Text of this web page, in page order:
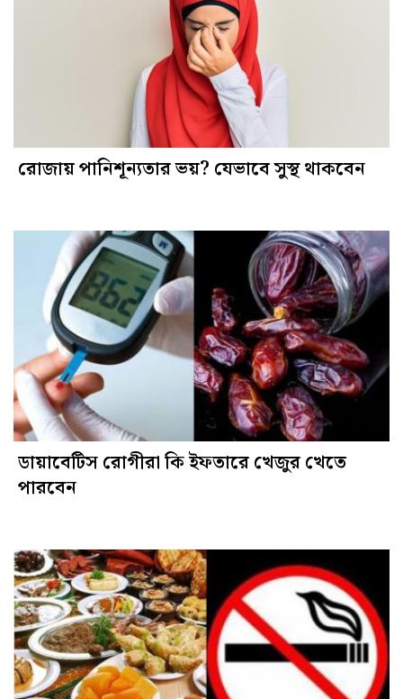
রোজায় পানিশূন্যতার ভয়? যেভাবে সুস্থ থাকবেন
ডায়াবেটিস রোগীরা কি ইফতারে খেজুর খেতে
পারবেন